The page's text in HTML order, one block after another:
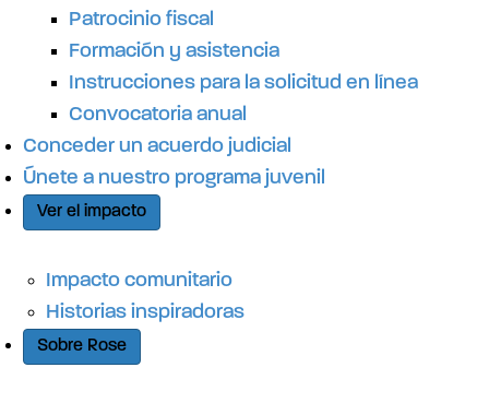
Patrocinio fiscal
Formación y asistencia
Instrucciones para la solicitud en línea
Convocatoria anual
Conceder un acuerdo judicial
Únete a nuestro programa juvenil
Ver el impacto
Impacto comunitario
Historias inspiradoras
Sobre Rose